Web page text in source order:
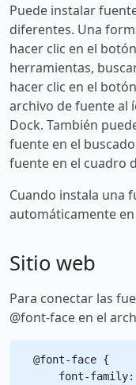
Puede instalar
diferentes. Una
hacer clic en el
herramientas,
hacer clic en el
archivo de fuente al
Dock. También
fuente en el
fuente en el cuadro
Cuando instala una
automáticamente
Sitio web
Para conectar las
@font-face en el
@font-face {
font-